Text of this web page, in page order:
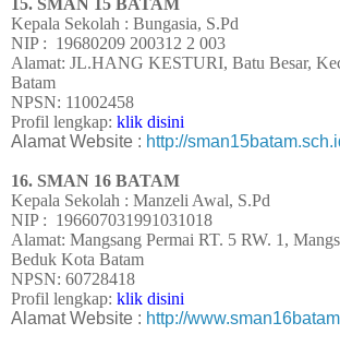
Kepala Sekolah : Bungasia, S.Pd
NIP : 19680209 200312 2 003
Alamat: JL.HANG KESTURI, Batu Besar,
Batam
NPSN: 11002458
Profil lengkap: klik disini
Alamat Website : http://
16. SMAN 16 BATAM
Kepala Sekolah : Manzeli Awal, S.Pd
NIP : 196607031991031018
Alamat: Mangsang Permai RT. 5 RW. 1,
Beduk Kota Batam
NPSN: 60728418
Profil lengkap: klik disini
Alamat Website : http://